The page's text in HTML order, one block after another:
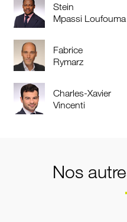
Stein
Mpassi Loufouma
Fabrice
Rymarz
Charles-Xavier
Vincenti
Nos